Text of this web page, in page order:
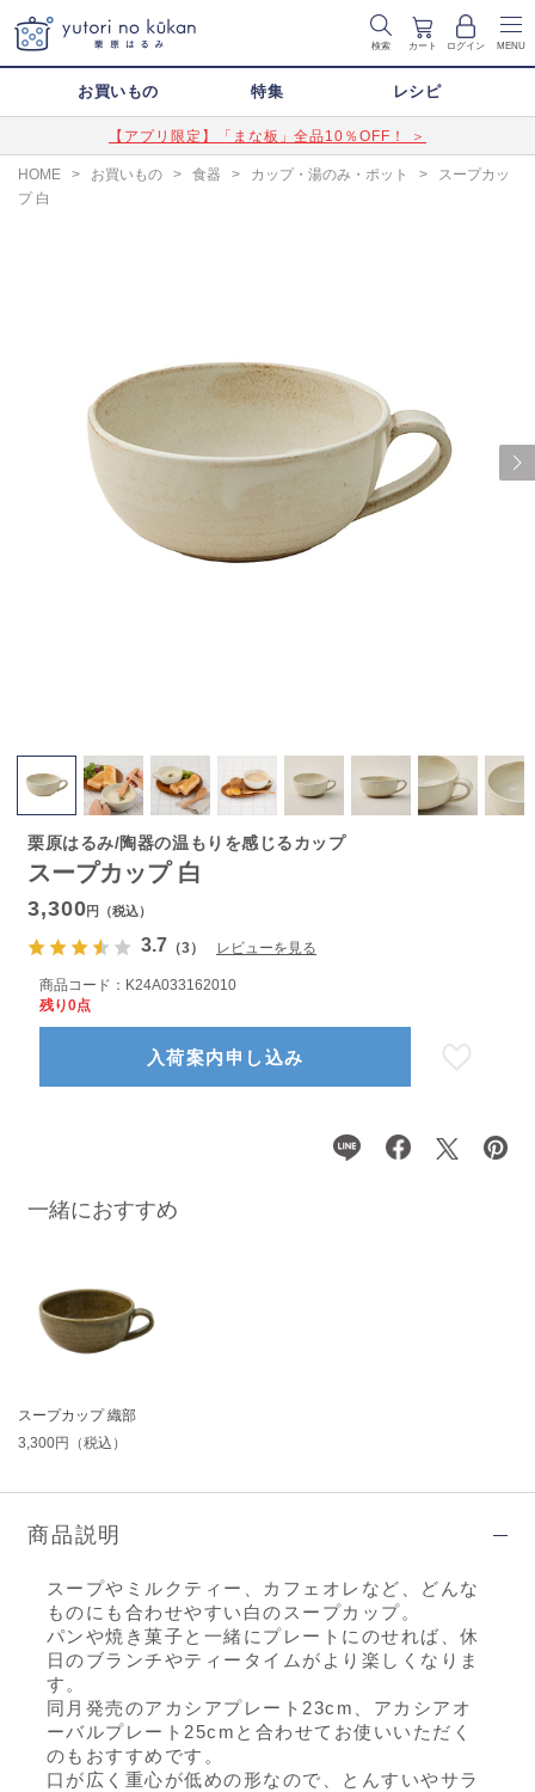
検索 カート ログイン MENU
お買いもの 特集 レシピ
【アプリ限定】「まな板」全品10％OFF！ ＞
HOME > お買いもの > 食器 > カップ・湯のみ・ポット >
スープカッ
プ 白
Next
一緒におすすめ
スープカップ 織部
3,300円（税込）
スープカップ 白
栗原はるみ/陶器の温もりを感じるカップ
3,300円（税込）
3.7 （3） レビューを見る
商品コード： K24A033162010
残り0点
入荷案内申し込み
商品説明
スープやミルクティー、カフェオレなど、どんな
ものにも合わせやすい白のスープカップ。
パンや焼き菓子と一緒にプレートにのせれば、休
日のブランチやティータイムがより楽しくなりま
す。
同月発売のアカシアプレート23cm、アカシアオ
ーバルプレート25cmと合わせてお使いいただく
のもおすすめです。
口が広く重心が低めの形なので、とんすいやサラ